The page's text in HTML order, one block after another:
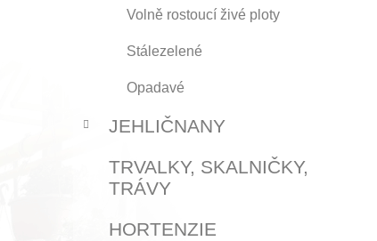
Volně rostoucí živé ploty
Stálezelené
Opadavé
JEHLIČNANY
TRVALKY, SKALNIČKY,
TRÁVY
HORTENZIE